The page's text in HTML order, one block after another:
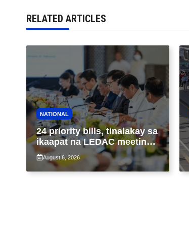
RELATED ARTICLES
NATIONAL
24 priority bills, tinalakay sa
ikaapat na LEDAC meeting
sa pangunguna ni PBBM
August 6, 2026